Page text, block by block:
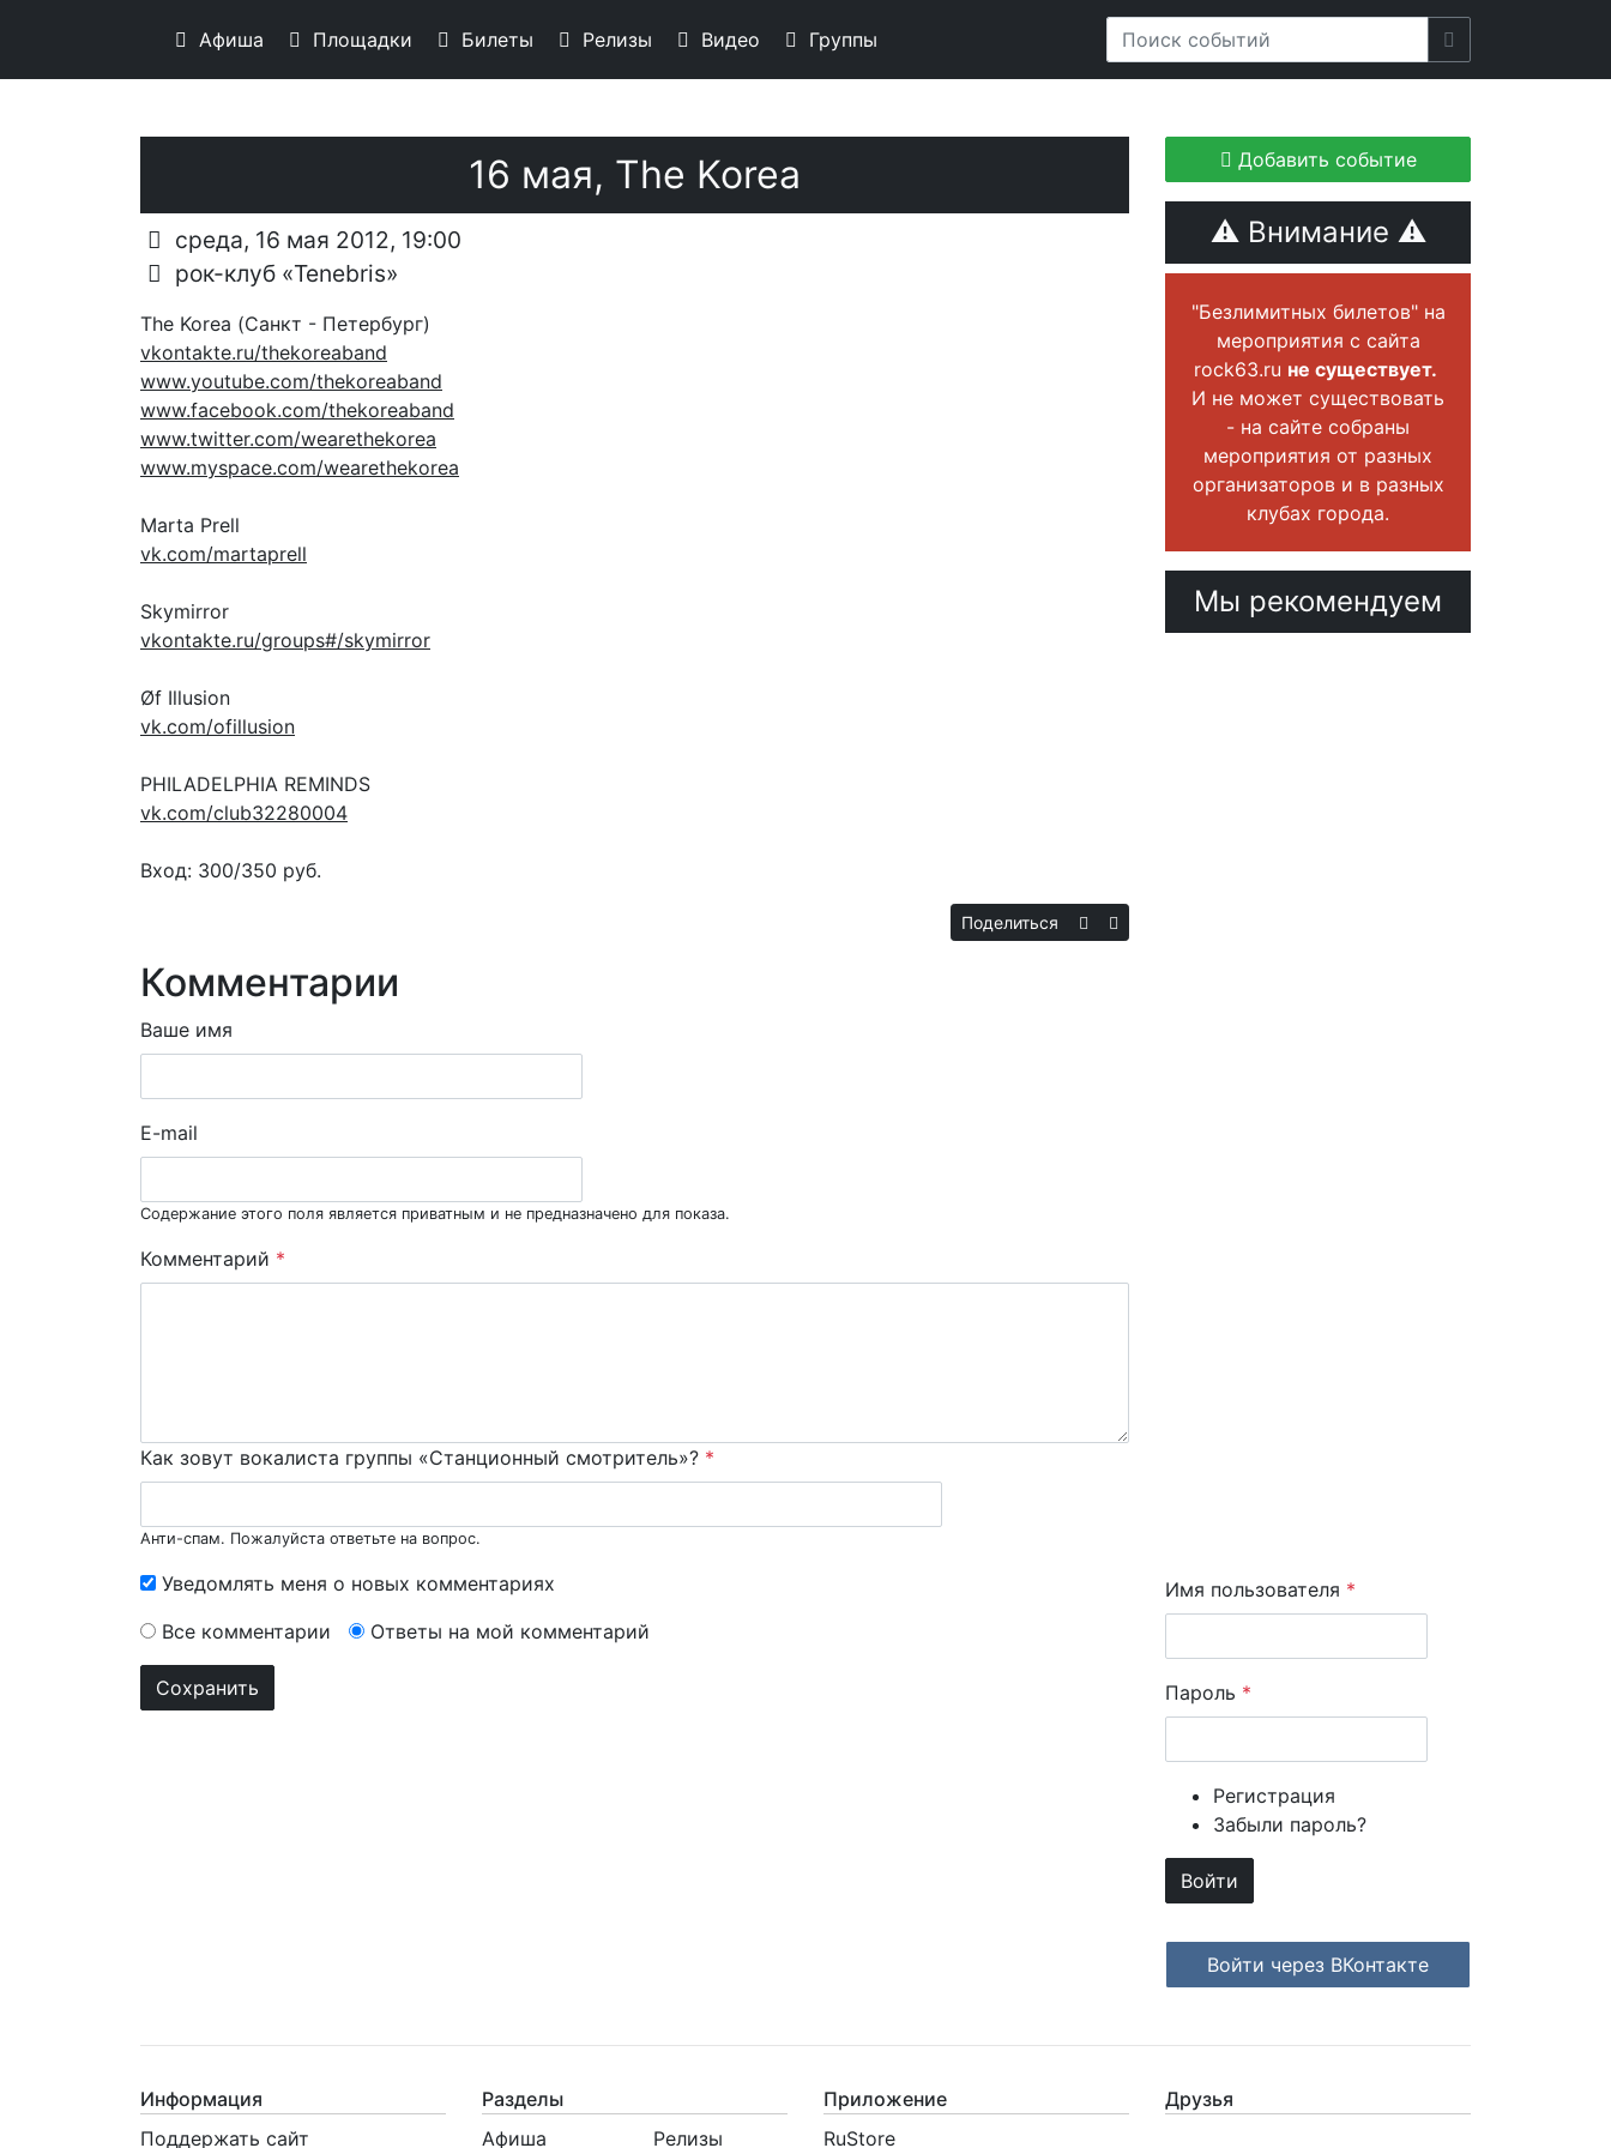
Афиша Площадки Билеты Релизы Видео Группы
16 мая, The Korea
среда, 16 мая 2012, 19:00
рок-клуб «Tenebris»
The Korea (Санкт - Петербург)
vkontakte.ru/thekoreaband
www.youtube.com/thekoreaband
www.facebook.com/thekoreaband
www.twitter.com/wearethekorea
www.myspace.com/wearethekorea
Marta Prell
vk.com/martaprell
Skymirror
vkontakte.ru/groups#/skymirror
Øf Illusion
vk.com/ofillusion
PHILADELPHIA REMINDS
vk.com/club32280004
Вход: 300/350 руб.
Поделиться
Комментарии
Ваше имя
E-mail
Содержание этого поля является приватным и не предназначено для показа.
Комментарий *
Как зовут вокалиста группы «Станционный смотритель»? *
Анти-спам. Пожалуйста ответьте на вопрос.
Уведомлять меня о новых комментариях
Все комментарии
Ответы на мой комментарий
Добавить событие
⚠ Внимание ⚠
"Безлимитных билетов" на
мероприятия с сайта
rock63.ru не существует.
И не может существовать
- на сайте собраны
мероприятия от разных
организаторов и в разных
клубах города.
Мы рекомендуем
Имя пользователя *
Пароль *
Регистрация
Забыли пароль?
Информация
Поддержать сайт
Разделы
Афиша
Релизы
Приложение
RuStore
Друзья